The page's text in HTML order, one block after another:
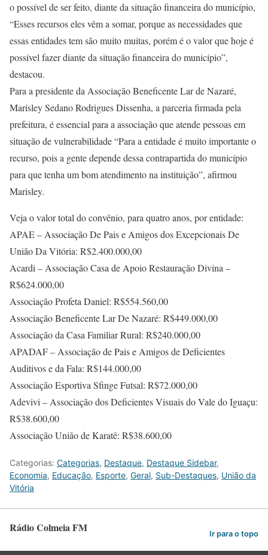
o possível de ser feito, diante da situação financeira do município,
“Esses recursos eles vêm a somar, porque as necessidades que
essas entidades tem são muito muitas, porém é o valor que hoje é
possível fazer diante da situação financeira do município”,
destacou.
Para a presidente da Associação Beneficente Lar de Nazaré,
Marisley Sedano Rodrigues Dissenha, a parceria firmada pela
prefeitura, é essencial para a associação que atende pessoas em
situação de vulnerabilidade “Para a entidade é muito importante o
recurso, pois a gente depende dessa contrapartida do município
para que tenha um bom atendimento na instituição”, afirmou
Marisley.
Veja o valor total do convênio, para quatro anos, por entidade:
APAE – Associação De Pais e Amigos dos Excepcionais De
União Da Vitória: R$2.400.000,00
Acardi – Associação Casa de Apoio Restauração Divina –
R$624.000,00
Associação Profeta Daniel: R$554.560,00
Associação Beneficente Lar De Nazaré: R$449.000,00
Associação da Casa Familiar Rural: R$240.000,00
APADAF – Associação de Pais e Amigos de Deficientes
Auditivos e da Fala: R$144.000,00
Associação Esportiva Sfinge Futsal: R$72.000,00
Adevivi – Associação dos Deficientes Visuais do Vale do Iguaçu:
R$38.600,00
Associação União de Karatê: R$38.600,00
Categorias: Categorias, Destaque, Destaque Sidebar,
Economia, Educação, Esporte, Geral, Sub-Destaques, União da
Vitória
Rádio Colmeia FM Ir para o topo